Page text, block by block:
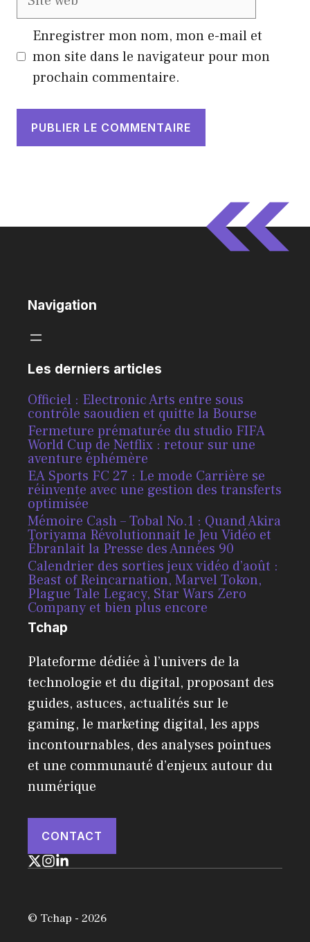
Enregistrer mon nom, mon e-mail et
mon site dans le navigateur pour mon
prochain commentaire.
Navigation
Les derniers articles
Officiel : Electronic Arts entre sous
contrôle saoudien et quitte la Bourse
Fermeture prématurée du studio FIFA
World Cup de Netflix : retour sur une
aventure éphémère
EA Sports FC 27 : Le mode Carrière se
réinvente avec une gestion des transferts
optimisée
Mémoire Cash – Tobal No.1 : Quand Akira
Toriyama Révolutionnait le Jeu Vidéo et
Ébranlait la Presse des Années 90
Calendrier des sorties jeux vidéo d’août :
Beast of Reincarnation, Marvel Tokon,
Plague Tale Legacy, Star Wars Zero
Company et bien plus encore
Tchap
Plateforme dédiée à l’univers de la
technologie et du digital, proposant des
guides, astuces, actualités sur le
gaming, le marketing digital, les apps
incontournables, des analyses pointues
et une communauté d’enjeux autour du
numérique
CONTACT
© Tchap - 2026